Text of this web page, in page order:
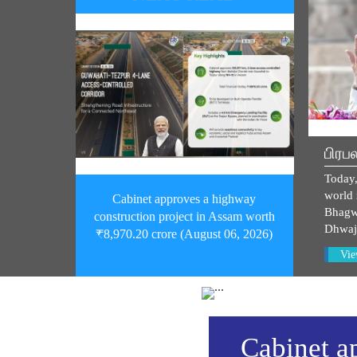
Jitendra
🙏🇮🇳
பகிர்ந்து
मोदी 🌹मोदी
🌹मोदी
मोदी 🌹मोदी
🌹मोदी
मोदी 🌹मोदी
🌹मोदी
मोदी 🌹मोदी
🌹मोदी
🌹मोदी
🌹मोदी
Cabinet approves a highway
construction project in Assam worth
₹8,970.20 crore (August 06, 2026)
world
Cabinet